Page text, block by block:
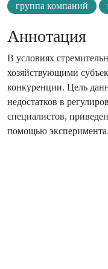
группа компаний
Аннотация
В условиях
хозяйствующими
конкуренции. Цель
недостатков в
специалистов,
помощью